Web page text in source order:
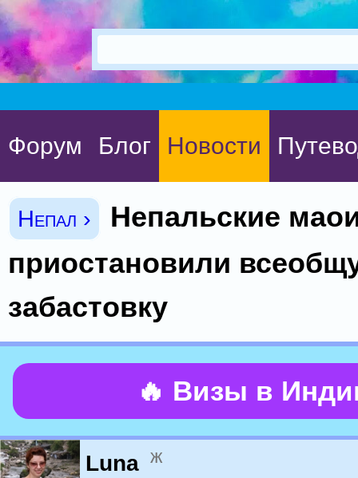
Форум Блог Новости
Непал ›
Непальские
приостановили
забастовку
🔥 Визы в
Luna ж